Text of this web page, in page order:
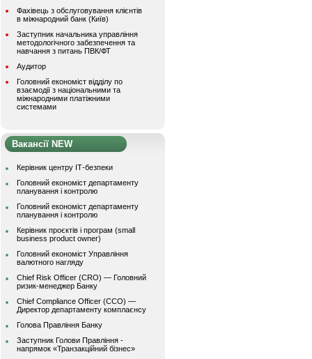
Фахівець з обслуговування клієнтів
в міжнародний банк (Київ)
Заступник начальника управління
методологічного забезпечення та
навчання з питань ПВК/ФТ
Аудитор
Головний економіст відділу по
взаємодії з національними та
міжнародними платіжними
системами
Вакансії NEW
Керівник центру ІТ-безпеки
Головний економіст департаменту
планування і контролю
Головний економіст департаменту
планування і контролю
Керівник проєктів і програм (small
business product owner)
Головний економіст Управління
валютного нагляду
Chief Risk Officer (CRO) — Головний
ризик-менеджер Банку
Chief Compliance Officer (CCO) —
Директор департаменту комплаєнсу
Голова Правління Банку
Заступник Голови Правління -
напрямок «Транзакційний бізнес»